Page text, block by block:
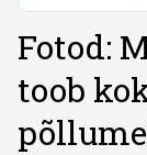
Fotod:
toob